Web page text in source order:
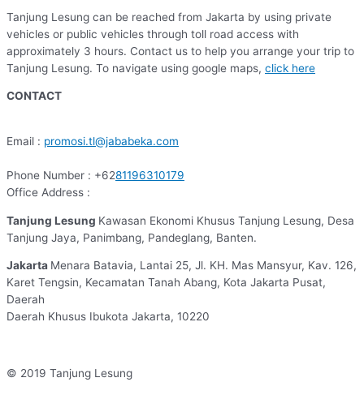
Tanjung Lesung can be reached from Jakarta by using private
vehicles or public vehicles through toll road access with
approximately 3 hours. Contact us to help you arrange your trip to
Tanjung Lesung. To navigate using google maps, click here
CONTACT
Email : promosi.tl@jababeka.com
Phone Number : +6281196310179
Office Address :
Tanjung Lesung Kawasan Ekonomi Khusus Tanjung Lesung, Desa
Tanjung Jaya, Panimbang, Pandeglang, Banten.
Jakarta Menara Batavia, Lantai 25, Jl. KH. Mas Mansyur, Kav. 126,
Karet Tengsin, Kecamatan Tanah Abang, Kota Jakarta Pusat,
Daerah
Daerah Khusus Ibukota Jakarta, 10220
© 2019 Tanjung Lesung